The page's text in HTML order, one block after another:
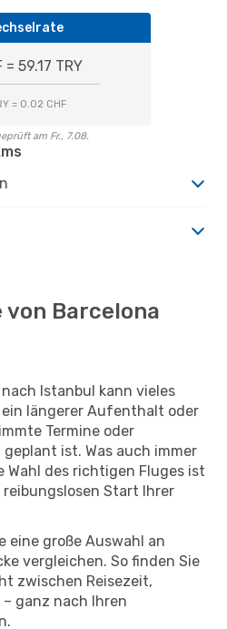
= 59.17 TRY
= 0.02 CHF
am Fr., 7.08.
von Barcelona
Istanbul kann vieles
längerer Aufenthalt oder
Termine oder
ist. Was auch immer
Wahl des richtigen Fluges ist
Start Ihrer
eine große Auswahl an
vergleichen. So finden Sie
zwischen Reisezeit,
ganz nach Ihren